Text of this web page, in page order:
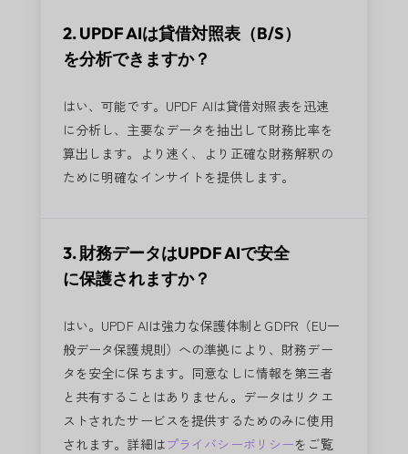
2. UPDF AIは貸借対照表（B/S）
を分析できますか？
はい、可能です。UPDF AIは貸借対照表を迅速
に分析し、主要なデータを抽出して財務比率を
算出します。より速く、より正確な財務解釈の
ために明確なインサイトを提供します。
3. 財務データはUPDF AIで安全
に保護されますか？
はい。UPDF AIは強力な保護体制とGDPR（EU一
般データ保護規則）への準拠により、財務デー
タを安全に保ちます。同意なしに情報を第三者
と共有することはありません。データはリクエ
ストされたサービスを提供するためのみに使用
されます。詳細はプライバシーポリシーをご覧